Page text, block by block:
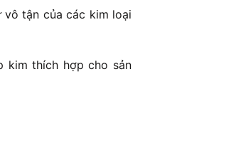
tận của các kim loại
kim thích hợp cho sản